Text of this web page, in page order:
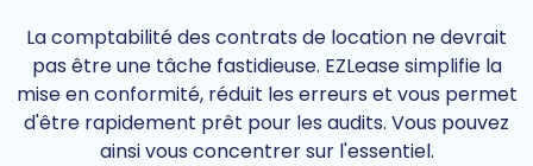
La comptabilité des contrats de location ne devrait
pas être une tâche fastidieuse. EZLease simplifie la
mise en conformité, réduit les erreurs et vous permet
d'être rapidement prêt pour les audits. Vous pouvez
ainsi vous concentrer sur l'essentiel.